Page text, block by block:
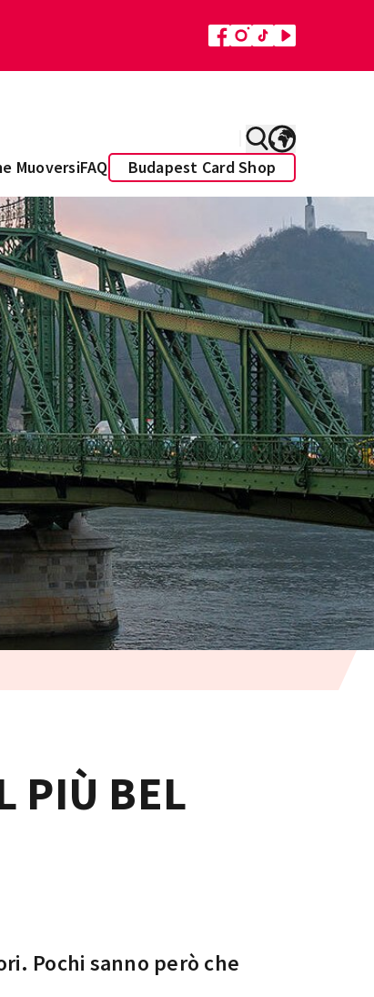
MuoversiFAQ Budapest Card Shop
PIÙ BEL
Pochi sanno però che